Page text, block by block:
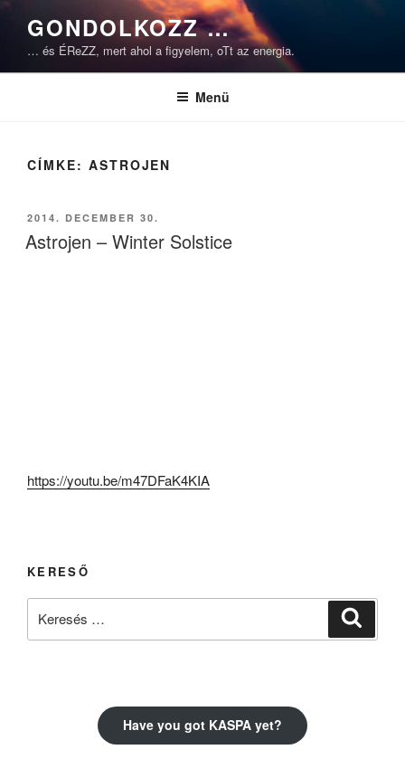
Tartalomhoz
GONDOLKOZZ …
… és ÉReZZ, mert ahol a figyelem, oTt az energia.
Menü
CÍMKE: ASTROJEN
BEKÜLDVE:
2014. DECEMBER 30.
Astrojen – Winter Solstice
https://youtu.be/m47DFaK4KIA
KERESŐ
Have you got KASPA yet?